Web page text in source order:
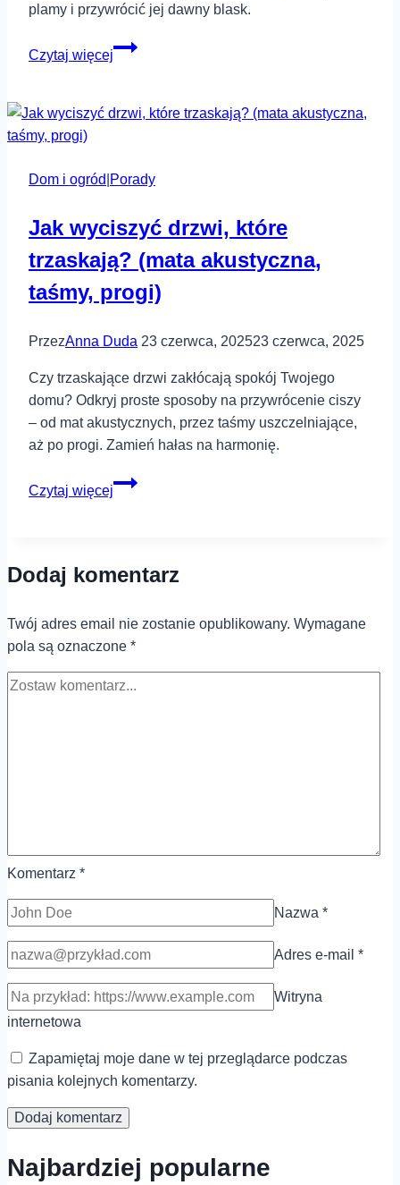
plamy i przywrócić jej dawny blask.
Czytaj więcej
Jak
odnowić
z
(bez
Dom i ogród Porady
Jak wyciszyć drzwi, które
trzaskają? (mata akustyczna,
taśmy, progi)
PrzezAnna Duda 23 czerwca, 202523 czerwca, 2025
Czy trzaskające drzwi zakłócają spokój Twojego
domu? Odkryj proste sposoby na przywrócenie ciszy
– od mat akustycznych, przez taśmy uszczelniające,
aż po progi. Zamień hałas na harmonię.
Czytaj więcej
Jak
trzaskają?
akustyczna,
taśmy,
Dodaj komentarz
Twój adres email nie zostanie opublikowany. Wymagane
pola są oznaczone *
Komentarz *
Nazwa *
Adres e-mail *
Witryna
internetowa
Zapamiętaj moje dane w tej przeglądarce podczas
pisania kolejnych komentarzy.
Najbardziej popularne